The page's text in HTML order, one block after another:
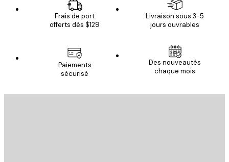
Frais de port
offerts dès $129
Livraison sous 3-5
jours ouvrables
Paiements
sécurisé
Des nouveautés
chaque mois